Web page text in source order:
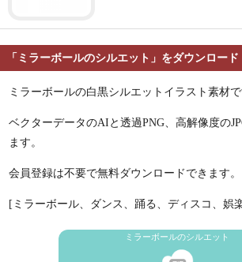
「ミラーボールのシルエット」をダウンロード
ミラーボールの白黒シルエットイラスト素材で
ベクターデータのAIと透過PNG、高解像度の
ます。
会員登録は不要で無料ダウンロードできます。
[ミラーボール、ダンス、踊る、ディスコ、娯
ミラーボールのシルエット